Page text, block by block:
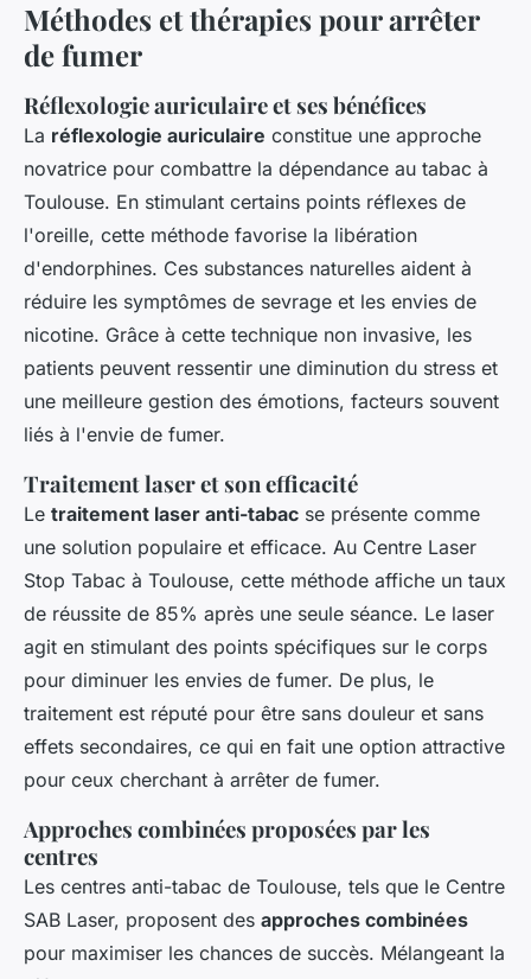
Méthodes et thérapies pour arrêter
de fumer
Réflexologie auriculaire et ses bénéfices
La réflexologie auriculaire constitue une approche
novatrice pour combattre la dépendance au tabac à
Toulouse. En stimulant certains points réflexes de
l'oreille, cette méthode favorise la libération
d'endorphines. Ces substances naturelles aident à
réduire les symptômes de sevrage et les envies de
nicotine. Grâce à cette technique non invasive, les
patients peuvent ressentir une diminution du stress et
une meilleure gestion des émotions, facteurs souvent
liés à l'envie de fumer.
Traitement laser et son efficacité
Le traitement laser anti-tabac se présente comme
une solution populaire et efficace. Au Centre Laser
Stop Tabac à Toulouse, cette méthode affiche un taux
de réussite de 85% après une seule séance. Le laser
agit en stimulant des points spécifiques sur le corps
pour diminuer les envies de fumer. De plus, le
traitement est réputé pour être sans douleur et sans
effets secondaires, ce qui en fait une option attractive
pour ceux cherchant à arrêter de fumer.
Approches combinées proposées par les
centres
Les centres anti-tabac de Toulouse, tels que le Centre
SAB Laser, proposent des approches combinées
pour maximiser les chances de succès. Mélangeant la